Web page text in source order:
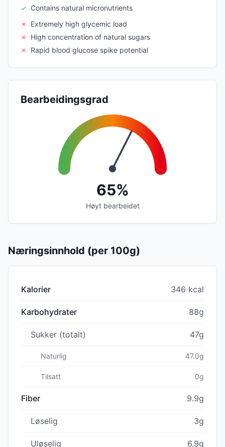
✓ Contains natural micronutrients
✗
Extremely high glycemic load
✗
High concentration of natural sugars
✗
Rapid blood glucose spike potential
Bearbeidingsgrad
65%
Høyt bearbeidet
Næringsinnhold (per 100g)
Kalorier 346 kcal
Karbohydrater 88g
Sukker (totalt) 47g
Naturlig 47.0g
Tilsatt 0g
Fiber 9.9g
Løselig 3g
Uløselig 6.9g